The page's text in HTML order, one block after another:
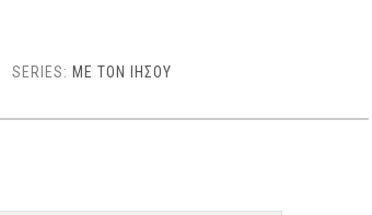
SERIES: ΜΕ ΤΟΝ ΙΗΣΟΥ